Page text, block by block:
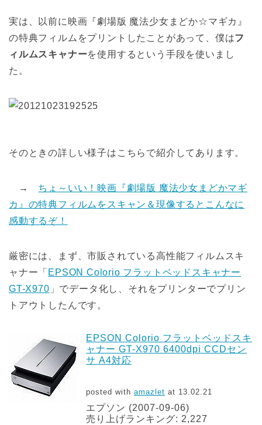
実は、以前に映画『劇場版 魔法少女まどか☆マギカ』
の特典フィルムをプリントしたことがあって、僕はフ
ィルムスキャナーを使用するという手段を使いまし
た。
そのときの詳しい様子はこちらで紹介してあります。
→ ちょ～いい！映画『劇場版 魔法少女まどかマギ
カ』の特典フィルムをスキャン＆現像するとこんなに
感動するぞ！
厳密には、まず、市販されている高性能フィルムスキ
ャナー「 EPSON Colorio フラットベッドスキャナー
GT-X970 」でデータ化し、それをプリンターでプリン
トアウトしたんです。
EPSON Colorio フラットベッドスキ
ャナー GT-X970 6400dpi CCDセン
サ A4対応
posted with amazlet at 13.02.21
エプソン (2007-09-06)
売り上げランキング: 2,227